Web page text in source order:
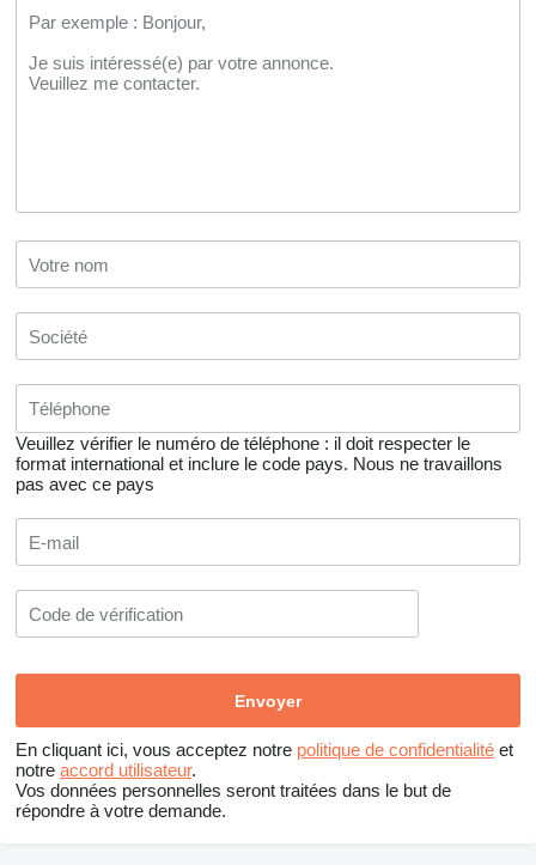
Veuillez vérifier le numéro de téléphone : il doit respecter le
format international et inclure le code pays. Nous ne travaillons
pas avec ce pays
En cliquant ici, vous acceptez notre politique de confidentialité et
notre accord utilisateur.
Vos données personnelles seront traitées dans le but de
répondre à votre demande.